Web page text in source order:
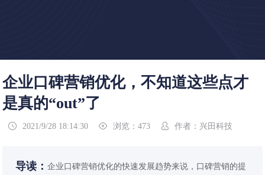
企业口碑营销优化，不知道这些点才
是真的“out”了
 2021/9/28 18:14:30  浏览：473  作者：兴田科技
导读：企业口碑营销优化的快速发展趋势来说，口碑营销的提